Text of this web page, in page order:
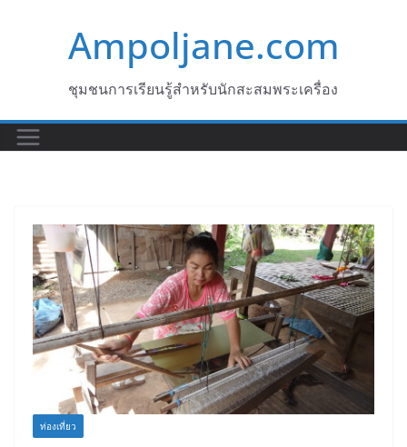
Ampoljane.com
ชุมชนการเรียนรู้สำหรับนักสะสมพระเครื่อง
ท่องเที่ยว